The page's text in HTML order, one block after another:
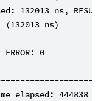
132013 ns,
(132013 ns)
ERROR: 0
444838 ns,